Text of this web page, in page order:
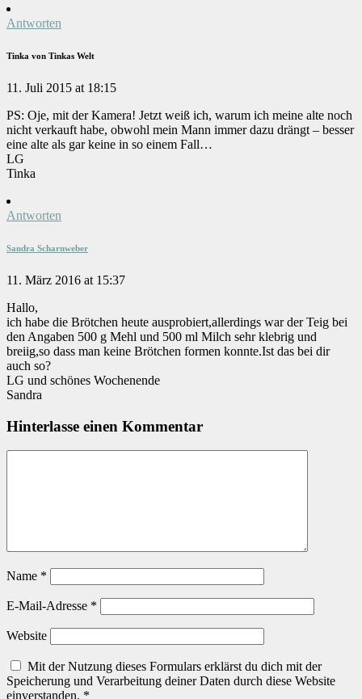
Antworten
Tinka von Tinkas Welt
11. Juli 2015 at 18:15
PS: Oje, mit der Kamera! Jetzt weiß ich, warum ich meine alte noch
nicht verkauft habe, obwohl mein Mann immer dazu drängt – besser
eine alte als gar keine in so einem Fall…
LG
Tinka
Antworten
Sandra Scharnweber
11. März 2016 at 15:37
Hallo,
ich habe die Brötchen heute ausprobiert,allerdings war der Teig bei
den Angaben 500 g Mehl und 500 ml Milch sehr klebrig und
breiig,so dass man keine Brötchen formen konnte.Ist das bei dir
auch so?
LG und schönes Wochenende
Sandra
Hinterlasse einen Kommentar
Name *
E-Mail-Adresse *
Website
Mit der Nutzung dieses Formulars erklärst du dich mit der
Speicherung und Verarbeitung deiner Daten durch diese Website
einverstanden. *